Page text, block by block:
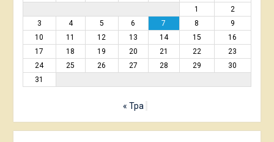
1
2
3
4 5 6 7 8
9
10
11 12 13 14 15
16
17
18 19 20 21 22
23
24
25 26 27 28 29
30
31
« Тра